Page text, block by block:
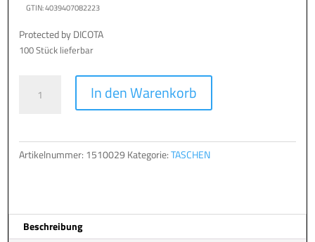
GTIN: 4039407082223
Protected by DICOTA
100 Stück lieferbar
TERRA
NB
bis
In den Warenkorb
i
Artikelnummer: 1510029 Kategorie:TASCHEN
Beschreibung